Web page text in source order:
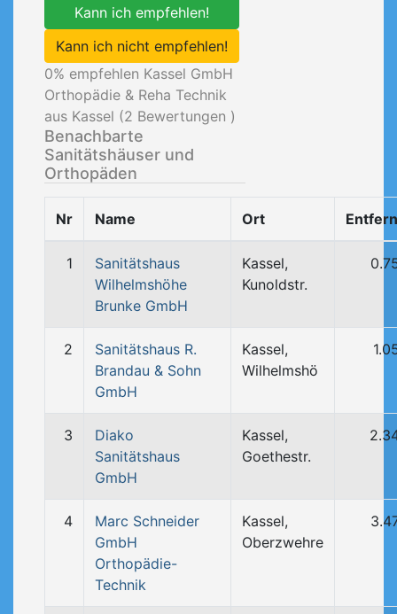
Kann ich empfehlen!
Kann ich nicht empfehlen!
0% empfehlen Kassel GmbH
Orthopädie & Reha Technik
aus Kassel (2 Bewertungen )
Benachbarte
Sanitätshäuser und
Orthopäden
Nr Name Ort
1
Sanitätshaus
Wilhelmshöhe
Brunke GmbH
Kassel,
Kunoldstr.
2
Sanitätshaus R.
Brandau & Sohn
GmbH
Kassel,
Wilhelmshö
3
Diako
Sanitätshaus
GmbH
Kassel,
Goethestr.
4
Marc Schneider
GmbH
Orthopädie-
Technik
Kassel,
Oberzwehre